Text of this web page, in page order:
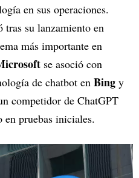
en sus operaciones.
tras su lanzamiento en
más importante en
se asoció con
de chatbot en Bing y
competidor de ChatGPT
pruebas iniciales.